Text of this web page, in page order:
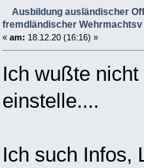
Ausbildung ausländischer
fremdländischer Wehrmachtsv
« am: 18.12.20 (16:16) »
Ich wußte
einstelle....
Ich such Infos,